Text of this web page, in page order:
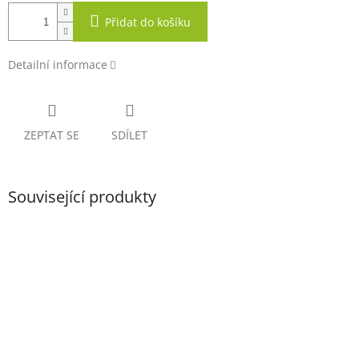
Přidat do košíku
Detailní informace
ZEPTAT SE SDÍLET
Související produkty